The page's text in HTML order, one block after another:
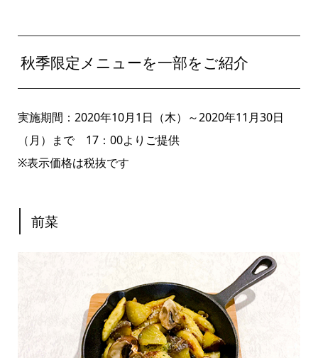
秋季限定メニューを一部をご紹介
実施期間：2020年10月1日（木）～2020年11月30日
（月）まで 17：00よりご提供
※表示価格は税抜です
前菜